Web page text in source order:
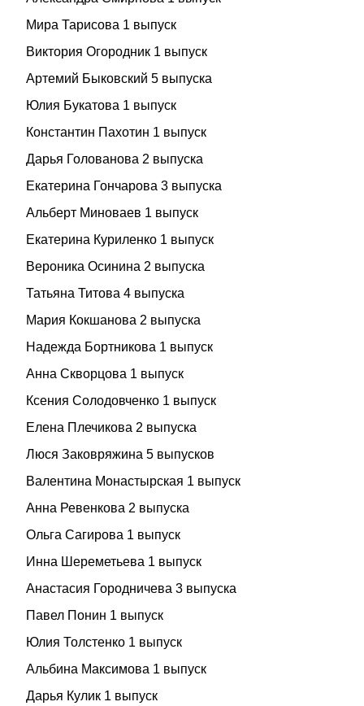
Мира Тарисова 1 выпуск
Виктория Огородник 1 выпуск
Артемий Быковский 5 выпуска
Юлия Букатова 1 выпуск
Константин Пахотин 1 выпуск
Дарья Голованова 2 выпуска
Екатерина Гончарова 3 выпуска
Альберт Миноваев 1 выпуск
Екатерина Куриленко 1 выпуск
Вероника Осинина 2 выпуска
Татьяна Титова 4 выпуска
Мария Кокшанова 2 выпуска
Надежда Бортникова 1 выпуск
Анна Скворцова 1 выпуск
Ксения Солодовченко 1 выпуск
Елена Плечикова 2 выпуска
Люся Заковряжина 5 выпусков
Валентина Монастырская 1 выпуск
Анна Ревенкова 2 выпуска
Ольга Сагирова 1 выпуск
Инна Шереметьева 1 выпуск
Анастасия Городничева 3 выпуска
Павел Понин 1 выпуск
Юлия Толстенко 1 выпуск
Альбина Максимова 1 выпуск
Дарья Кулик 1 выпуск